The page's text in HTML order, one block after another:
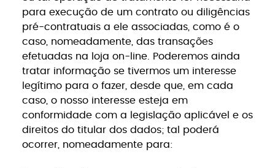
para execução de um contrato ou diligências
pré-contratuais a ele associadas, como é o
caso, nomeadamente, das transações
efetuadas na loja on-line. Poderemos ainda
tratar informação se tivermos um interesse
legítimo para o fazer, desde que, em cada
caso, o nosso interesse esteja em
conformidade com a legislação aplicável e os
direitos do titular dos dados; tal poderá
ocorrer, nomeadamente para: